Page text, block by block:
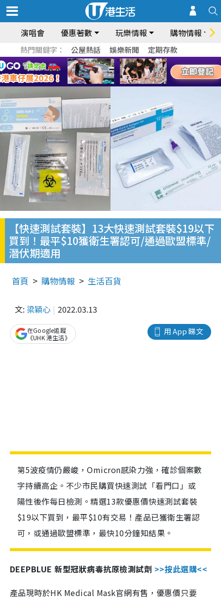
演唱會 優惠著數 玩樂情報 購物情報
熱門關鍵字： 公屋熱話 娛樂新聞 定期存款
【快速測試套裝】13大快速測試套裝$19以下
買到！最平$10獲衛生署認可/通過歐盟標準/
潛伏期適用
首頁 購物情報 生活百貨
文: 梁穎心 2022.03.13
用 App 睇文
在Google追蹤
《UHK 港生活》
第5波疫情仍嚴峻，Omicron感染力強，確診個案數
字持續高企。不少市民購買快速測試「看門口」或
陽性後作每日檢測。精選13款優惠價快速測試套裝
$19以下買到，最平$10有交易！產品已獲衛生署認
可，或通過歐盟標準，最快10分鐘知結果。
DEEPBLUE 新型冠狀病毒抗原檢測試劑 >>按此選購<<
產品現時於HK Medical Mask官網有售，優惠價只要